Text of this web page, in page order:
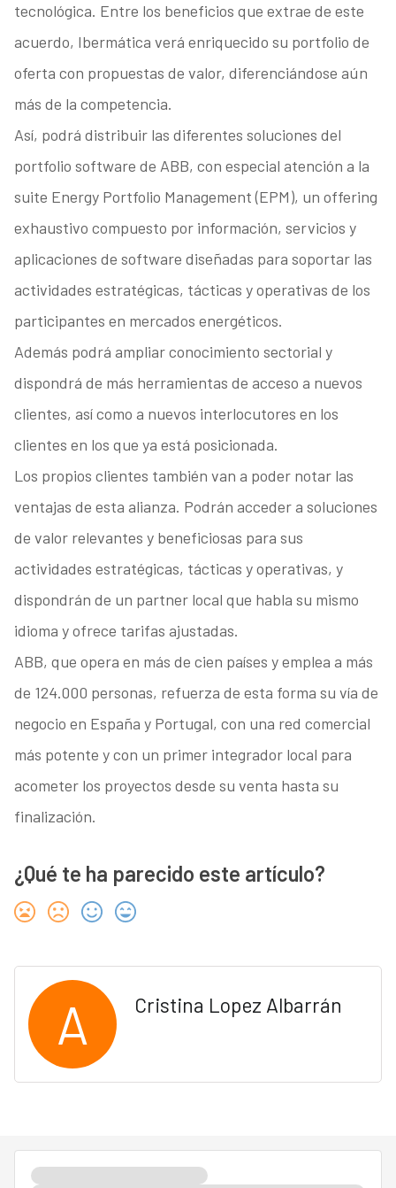
tecnológica. Entre los beneficios que extrae de este
acuerdo, Ibermática verá enriquecido su portfolio de
oferta con propuestas de valor, diferenciándose aún
más de la competencia.
Así, podrá distribuir las diferentes soluciones del
portfolio software de ABB, con especial atención a la
suite Energy Portfolio Management (EPM), un offering
exhaustivo compuesto por información, servicios y
aplicaciones de software diseñadas para soportar las
actividades estratégicas, tácticas y operativas de los
participantes en mercados energéticos.
Además podrá ampliar conocimiento sectorial y
dispondrá de más herramientas de acceso a nuevos
clientes, así como a nuevos interlocutores en los
clientes en los que ya está posicionada.
Los propios clientes también van a poder notar las
ventajas de esta alianza. Podrán acceder a soluciones
de valor relevantes y beneficiosas para sus
actividades estratégicas, tácticas y operativas, y
dispondrán de un partner local que habla su mismo
idioma y ofrece tarifas ajustadas.
ABB, que opera en más de cien países y emplea a más
de 124.000 personas, refuerza de esta forma su vía de
negocio en España y Portugal, con una red comercial
más potente y con un primer integrador local para
acometer los proyectos desde su venta hasta su
finalización.
¿Qué te ha parecido este artículo?
A Cristina Lopez Albarrán